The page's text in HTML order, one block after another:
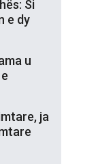
Si
e dy
u
ja